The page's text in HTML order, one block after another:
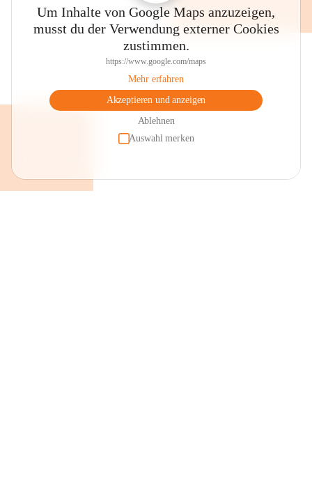
Um Inhalte von Google Maps anzuzeigen,
musst du der Verwendung externer Cookies
zustimmen.
https://www.google.com/maps
Mehr erfahren
Akzeptieren und anzeigen
Ablehnen
Auswahl merken